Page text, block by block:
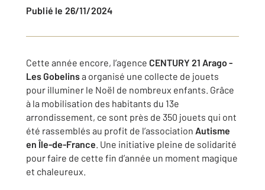
Publié le 26/11/2024
Cette année encore, l’agence CENTURY 21 Arago -
Les Gobelinsa organisé une collecte de jouets
pour illuminer le Noël de nombreux enfants. Grâce
à la mobilisation des habitants du 13e
arrondissement, ce sont près de 350 jouets qui ont
été rassemblés au profit de l’association Autisme
en Île-de-France. Une initiative pleine de solidarité
pour faire de cette fin d’année un moment magique
et chaleureux.